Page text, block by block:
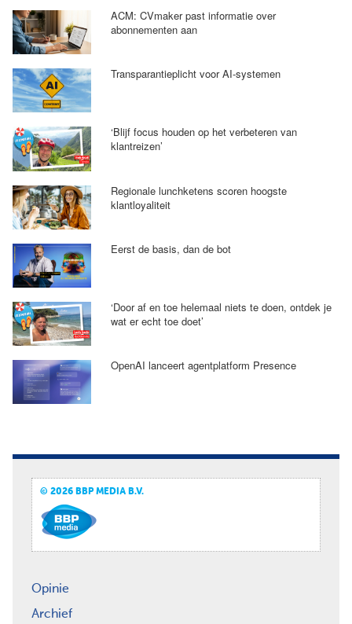
ACM: CVmaker past informatie over
abonnementen aan
Transparantieplicht voor AI-systemen
‘Blijf focus houden op het verbeteren van
klantreizen’
Regionale lunchketens scoren hoogste
klantloyaliteit
Eerst de basis, dan de bot
‘Door af en toe helemaal niets te doen, ontdek je
wat er echt toe doet’
OpenAI lanceert agentplatform Presence
© 2026 BBP MEDIA B.V.
Opinie
Archief